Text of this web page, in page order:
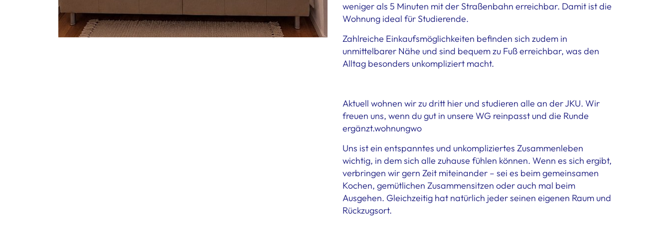
weniger als 5 Minuten mit der Straßenbahn erreichbar. Damit ist die
Wohnung ideal für Studierende.
Zahlreiche Einkaufsmöglichkeiten befinden sich zudem in
unmittelbarer Nähe und sind bequem zu Fuß erreichbar, was den
Alltag besonders unkompliziert macht.
Aktuell wohnen wir zu dritt hier und studieren alle an der JKU. Wir
freuen uns, wenn du gut in unsere WG reinpasst und die Runde
ergänzt.wohnungwo
Uns ist ein entspanntes und unkompliziertes Zusammenleben
wichtig, in dem sich alle zuhause fühlen können. Wenn es sich ergibt,
verbringen wir gern Zeit miteinander – sei es beim gemeinsamen
Kochen, gemütlichen Zusammensitzen oder auch mal beim
Ausgehen. Gleichzeitig hat natürlich jeder seinen eigenen Raum und
Rückzugsort.